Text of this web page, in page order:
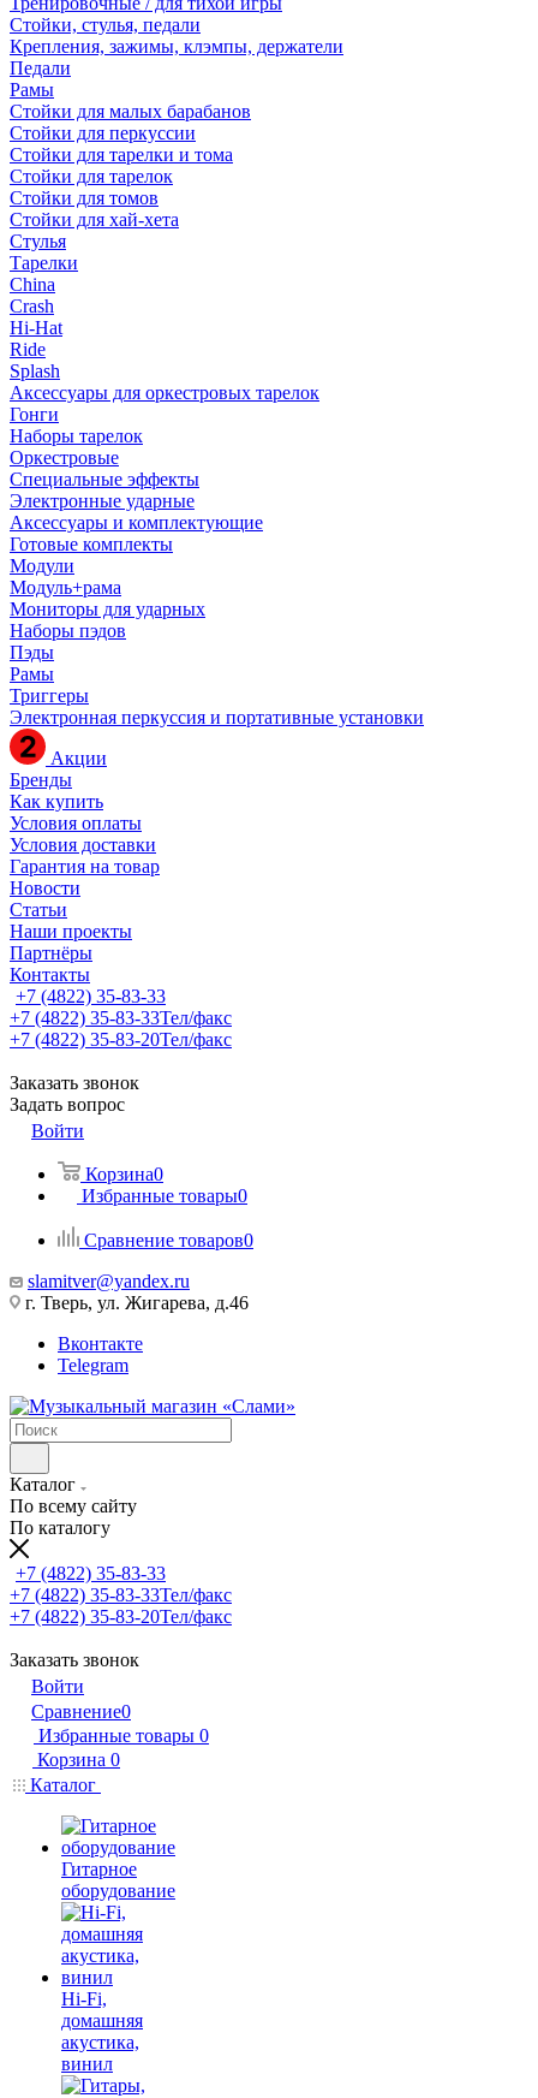
Стойки, стулья, педали
Крепления, зажимы, клэмпы, держатели
Педали
Рамы
Стойки для малых барабанов
Стойки для перкуссии
Стойки для тарелки и тома
Стойки для тарелок
Стойки для томов
Стойки для хай-хета
Стулья
Тарелки
China
Crash
Hi-Hat
Ride
Splash
Аксессуары для оркестровых тарелок
Гонги
Наборы тарелок
Оркестровые
Специальные эффекты
Электронные ударные
Аксессуары и комплектующие
Готовые комплекты
Модули
Модуль+рама
Мониторы для ударных
Наборы пэдов
Пэды
Рамы
Триггеры
Электронная перкуссия и портативные установки
Акции
Бренды
Как купить
Условия оплаты
Условия доставки
Гарантия на товар
Новости
Статьи
Наши проекты
Партнёры
Контакты
+7 (4822) 35-83-33
+7 (4822) 35-83-33Тел/факс
+7 (4822) 35-83-20Тел/факс
Заказать звонок
Задать вопрос
Войти
Корзина0
Избранные товары0
Сравнение товаров0
slamitver@yandex.ru
г. Тверь, ул. Жигарева, д.46
Вконтакте
Telegram
Каталог
По всему сайту
По каталогу
+7 (4822) 35-83-33
+7 (4822) 35-83-33Тел/факс
+7 (4822) 35-83-20Тел/факс
Заказать звонок
Войти
Сравнение0
Избранные товары 0
Корзина 0
Каталог
Гитарное
оборудование
Hi-Fi,
домашняя
акустика,
винил